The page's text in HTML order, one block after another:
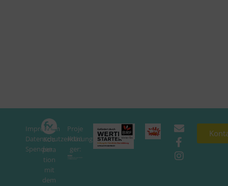
Impressum
Datenschutzerklärung
Spenden
In
Koo
pera
tion
mit
dem
Proje
ktträ
ger: